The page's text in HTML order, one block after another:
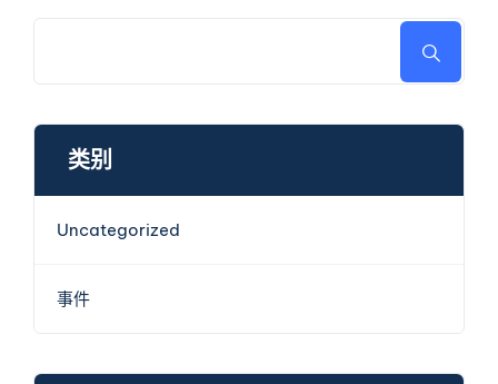
类别
Uncategorized
事件